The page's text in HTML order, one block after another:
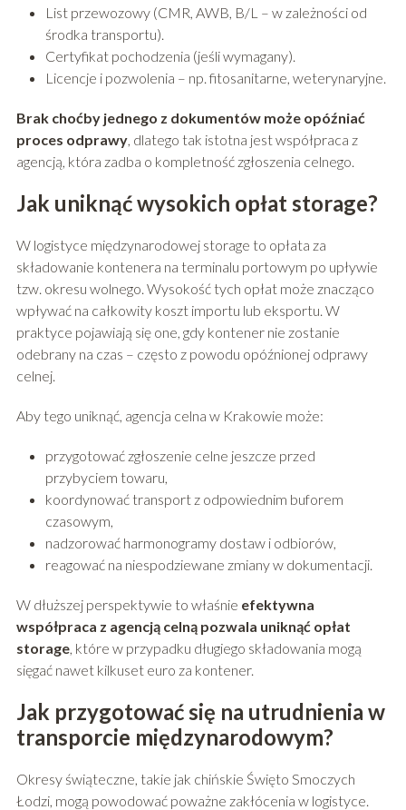
List przewozowy (CMR, AWB, B/L – w zależności od
środka transportu).
Certyfikat pochodzenia (jeśli wymagany).
Licencje i pozwolenia – np. fitosanitarne, weterynaryjne.
Brak choćby jednego z dokumentów może opóźniać
proces odprawy, dlatego tak istotna jest współpraca z
agencją, która zadba o kompletność zgłoszenia celnego.
Jak uniknąć wysokich opłat storage?
W logistyce międzynarodowej storage to opłata za
składowanie kontenera na terminalu portowym po upływie
tzw. okresu wolnego. Wysokość tych opłat może znacząco
wpływać na całkowity koszt importu lub eksportu. W
praktyce pojawiają się one, gdy kontener nie zostanie
odebrany na czas – często z powodu opóźnionej odprawy
celnej.
Aby tego uniknąć, agencja celna w Krakowie może:
przygotować zgłoszenie celne jeszcze przed
przybyciem towaru,
koordynować transport z odpowiednim buforem
czasowym,
nadzorować harmonogramy dostaw i odbiorów,
reagować na niespodziewane zmiany w dokumentacji.
W dłuższej perspektywie to właśnie efektywna
współpraca z agencją celną pozwala uniknąć opłat
storage, które w przypadku długiego składowania mogą
sięgać nawet kilkuset euro za kontener.
Jak przygotować się na utrudnienia w
transporcie międzynarodowym?
Okresy świąteczne, takie jak chińskie Święto Smoczych
Łodzi, mogą powodować poważne zakłócenia w logistyce.